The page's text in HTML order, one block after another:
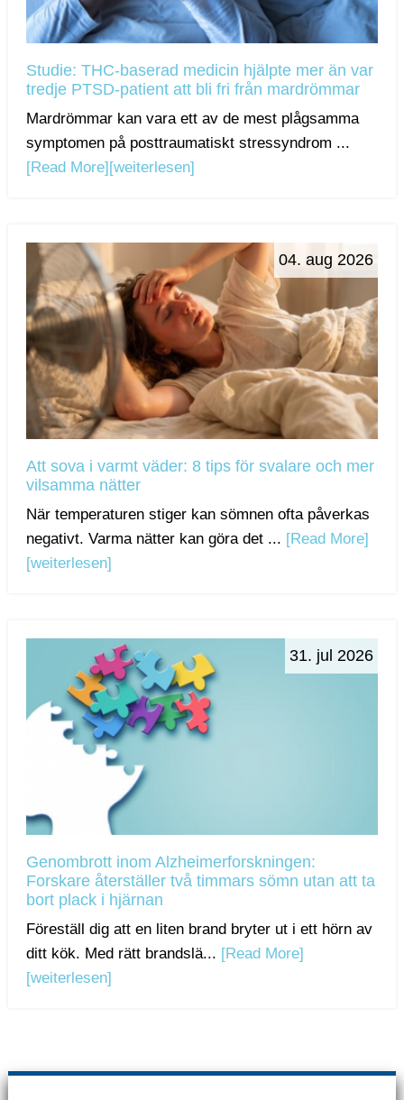
Studie: THC-baserad medicin hjälpte mer än var
tredje PTSD-patient att bli fri från mardrömmar
Mardrömmar kan vara ett av de mest plågsamma
symptomen på posttraumatiskt stressyndrom ...
[Read More] [weiterlesen]
04. aug 2026
Att sova i varmt väder: 8 tips för svalare och mer
vilsamma nätter
När temperaturen stiger kan sömnen ofta påverkas
negativt. Varma nätter kan göra det ... [Read More]
[weiterlesen]
31. jul 2026
Genombrott inom Alzheimerforskningen:
Forskare återställer två timmars sömn utan att ta
bort plack i hjärnan
Föreställ dig att en liten brand bryter ut i ett hörn av
ditt kök. Med rätt brandslä... [Read More]
[weiterlesen]